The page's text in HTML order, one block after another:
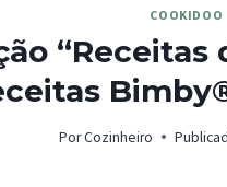
COOKIDOO
PorCozinheiro